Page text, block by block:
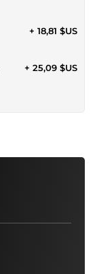
+ 18,81 $US
+ 25,09 $US